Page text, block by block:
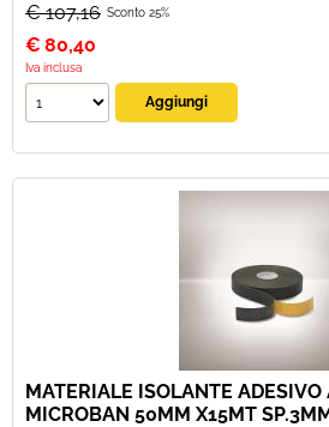
€ 107,16 Sconto 25%
€ 80,40
Iva inclusa
MATERIALE ISOLANTE ADESIVO
MICROBAN 50MM X15MT